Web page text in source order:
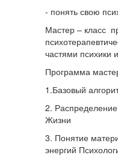
- понять свою
Мастер – класс
частями психики
Программа
1.Базовый
2. Распределение
Жизни
3. Понятие
энергий